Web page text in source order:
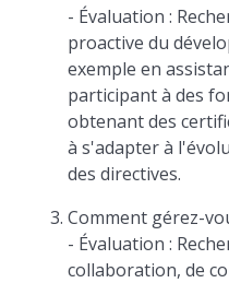
- Évaluation :
proactive du
exemple en
participant à des
obtenant des
à s'adapter à
des directives.
Comment gérez-
- Évaluation :
collaboration, de